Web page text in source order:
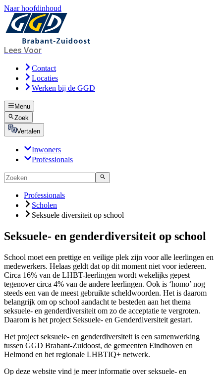
Naar hoofdinhoud
Lees Voor
Contact
Locaties
Werken bij de GGD
Menu
Zoek
Vertalen
Inwoners
Professionals
Professionals
Scholen
Seksuele diversiteit op school
Seksuele- en genderdiversiteit op school
School moet een prettige en veilige plek zijn voor alle leerlingen en
medewerkers. Helaas geldt dat op dit moment niet voor iedereen.
Circa 16% van de LHBT-leerlingen wordt wekelijks gepest
tegenover circa 4% van de andere leerlingen. Ook is ‘homo’ nog
steeds een van de meest gebruikte scheldwoorden. Het is daarom
belangrijk om op school aandacht te besteden aan het thema
seksuele- en genderdiversiteit om zo de acceptatie te vergroten.
Daarom is het project Seksuele- en Genderdiversiteit gestart.
Het project seksuele- en genderdiversiteit is een samenwerking
tussen GGD Brabant-Zuidoost, de gemeenten Eindhoven en
Helmond en het regionale LHBTIQ+ netwerk.
Op deze website vind je meer informatie over seksuele- en